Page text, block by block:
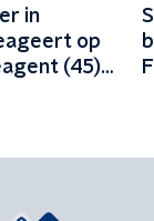
in
op
(45)